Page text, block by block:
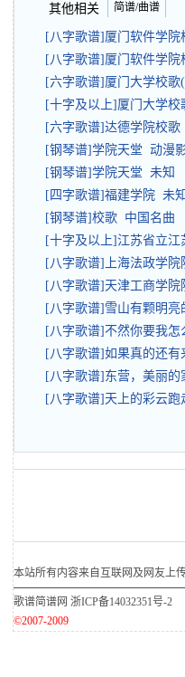
其他相关 简谱/曲谱
[八字歌谱]厦门软件学
[八字歌谱]厦门软件学
[六字歌谱]厦门大学校
[十字及以上]厦门大学
[六字歌谱]达德学院校歌
[钢琴谱]学院天堂 动漫
[钢琴谱]学院天堂 未知
[四字歌谱]福建学院 未知
[钢琴谱]校歌 中国名曲
[十字及以上]江苏省立
[八字歌谱]上海法政学院
[八字歌谱]天津工商学
[八字歌谱]雪山有颗明亮
[八字歌谱]不然你要我
[八字歌谱]如果真的还
[八字歌谱]东营，美丽
[八字歌谱]天上的彩云
本站所有内容来自互联网及网友上
歌谱简谱网 浙ICP备14032351号-2
©2007-2009